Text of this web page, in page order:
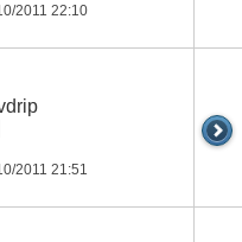
2011 22:10
2011 21:51